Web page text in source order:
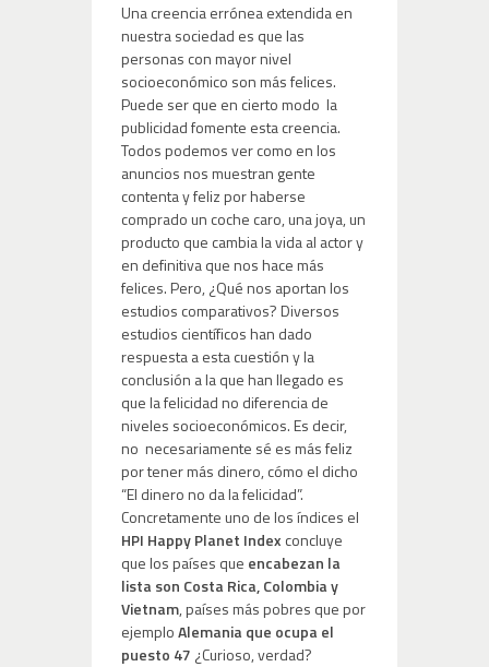
Una creencia errónea extendida en
nuestra sociedad es que las
personas con mayor nivel
socioeconómico son más felices.
Puede ser que en cierto modo la
publicidad fomente esta creencia.
Todos podemos ver como en los
anuncios nos muestran gente
contenta y feliz por haberse
comprado un coche caro, una joya, un
producto que cambia la vida al actor y
en definitiva que nos hace más
felices. Pero, ¿Qué nos aportan los
estudios comparativos? Diversos
estudios científicos han dado
respuesta a esta cuestión y la
conclusión a la que han llegado es
que la felicidad no diferencia de
niveles socioeconómicos. Es decir,
no necesariamente sé es más feliz
por tener más dinero, cómo el dicho
“El dinero no da la felicidad”.
Concretamente uno de los índices el
HPI Happy Planet Index concluye
que los países que encabezan la
lista son Costa Rica, Colombia y
Vietnam, países más pobres que por
ejemploAlemania que ocupa el
puesto 47 ¿Curioso, verdad?